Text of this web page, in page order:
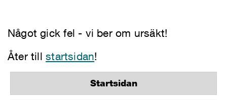
Något gick fel - vi ber om ursäkt!
Åter tillstartsidan!
Startsidan